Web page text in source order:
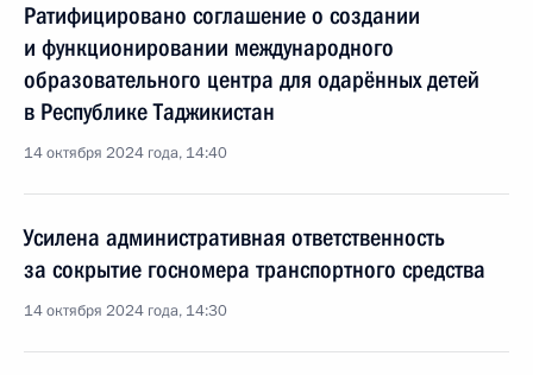
Ратифицировано соглашение о создании
и функционировании международного
образовательного центра для одарённых детей
в Республике Таджикистан
14 октября 2024 года, 14:40
Усилена административная ответственность
за сокрытие госномера транспортного средства
14 октября 2024 года, 14:30